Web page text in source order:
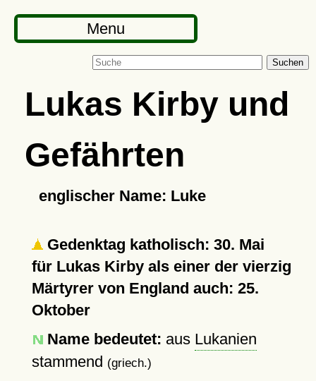
Menu
Suchen
Lukas Kirby und
Gefährten
englischer Name: Luke
Gedenktag katholisch: 30. Mai
für Lukas Kirby als einer der vierzig
Märtyrer von England auch: 25.
Oktober
Name bedeutet: aus Lukanien
stammend (griech.)